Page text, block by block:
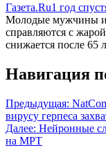
Газета.Ru1 год
Молодые мужчины
справляются с
снижается после 65
Навигация
Предыдущая:
вирусу герпеса
Далее: Нейронные
на МРТ